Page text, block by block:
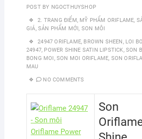
POST BY NGOCTHUYSHOP
2. TRANG ĐIỂM, MỸ PHẨM ORIFLAME,
GIÁ, SẢN PHẨM MỚI, SON MÔI
24947 ORIFLAME, BROWN SHEEN, LOI
24947, POWER SHINE SATIN LIPSTICK, SON
BONG MOI, SON MOI ORIFLAME, SON
MAU
NO COMMENTS